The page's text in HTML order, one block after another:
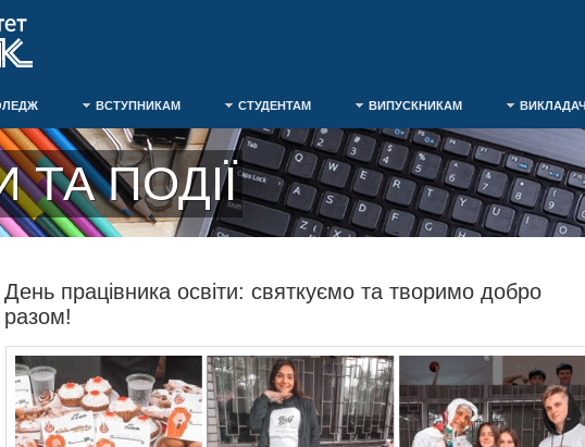
ВСТУПНИКАМ СТУДЕНТАМ ВИПУСКНИКАМ
ПОДІЇ
День працівника освіти: святкуємо та творимо добро
разом!